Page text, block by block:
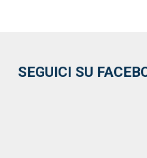
SEGUICI SU